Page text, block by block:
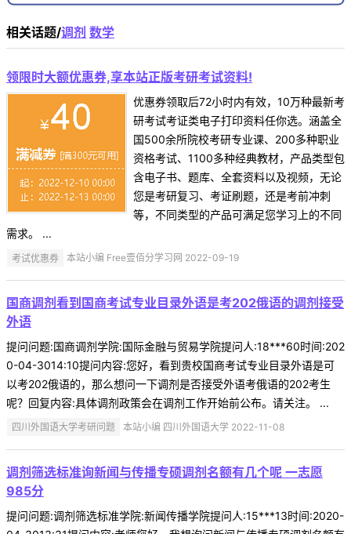
相关话题/调剂 数学
领限时大额优惠券,享本站正版考研考试资料!
优惠券领取后72小时内有效，10万种最新考
研考试考证类电子打印资料任你选。涵盖全
国500余所院校考研专业课、200多种职业
资格考试、1100多种经典教材，产品类型包
含电子书、题库、全套资料以及视频，无论
您是考研复习、考证刷题，还是考前冲刺
等，不同类型的产品可满足您学习上的不同
需求。 ...
考试优惠券 本站小编 Free壹佰分学习网 2022-09-19
国商调剂看到国商考试专业目录外语是考202俄语的调剂接受
外语
提问问题:国商调剂学院:国际金融与贸易学院提问人:18***60时间:202
0-04-3014:10提问内容:您好，看到贵校国商考试专业目录外语是可
以考202俄语的，那么想问一下调剂是否接受外语考俄语的202考生
呢？回复内容:具体调剂政策会在调剂工作开始前公布。请关注。 ...
四川外国语大学考研问题 本站小编 四川外国语大学 2022-11-08
调剂筛选标准询新闻与传播专硕调剂名额有几个呢 一志愿
985分
提问问题:调剂筛选标准学院:新闻传播学院提问人:15***13时间:2020-